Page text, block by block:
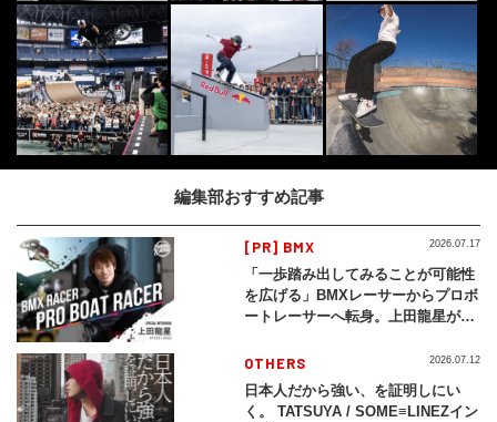
編集部おすすめ記事
[PR] BMX
「一歩踏み出してみることが可能性
を広げる」BMXレーサーからプロボ
ートレーサーへ転身。上田龍星が体
2026.07.17
OTHERS
日本人だから強い、を証明しにい
く。 TATSUYA / SOME≡LINEZイン
2026.07.12